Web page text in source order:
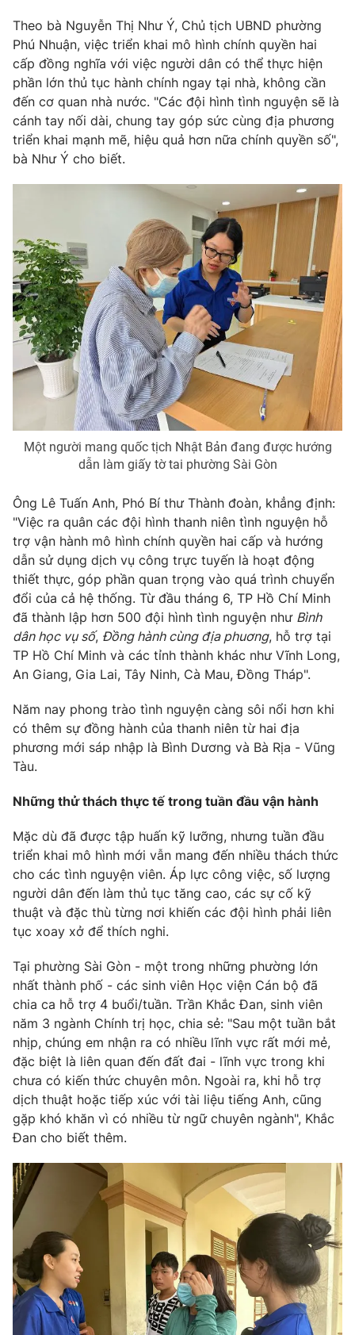
Theo bà Nguyễn Thị Như Ý, Chủ tịch UBND phường
Phú Nhuận, việc triển khai mô hình chính quyền hai
cấp đồng nghĩa với việc người dân có thể thực hiện
phần lớn thủ tục hành chính ngay tại nhà, không cần
đến cơ quan nhà nước. "Các đội hình tình nguyện sẽ là
cánh tay nối dài, chung tay góp sức cùng địa phương
triển khai mạnh mẽ, hiệu quả hơn nữa chính quyền số",
bà Như Ý cho biết.
Một người mang quốc tịch Nhật Bản đang được hướng
dẫn làm giấy tờ tai phường Sài Gòn
Ông Lê Tuấn Anh, Phó Bí thư Thành đoàn, khẳng định:
"Việc ra quân các đội hình thanh niên tình nguyện hỗ
trợ vận hành mô hình chính quyền hai cấp và hướng
dẫn sử dụng dịch vụ công trực tuyến là hoạt động
thiết thực, góp phần quan trọng vào quá trình chuyển
đổi của cả hệ thống. Từ đầu tháng 6, TP Hồ Chí Minh
đã thành lập hơn 500 đội hình tình nguyện như Bình
dân học vụ số, Đồng hành cùng địa phuơng, hỗ trợ tại
TP Hồ Chí Minh và các tỉnh thành khác như Vĩnh Long,
An Giang, Gia Lai, Tây Ninh, Cà Mau, Đồng Tháp".
Năm nay phong trào tình nguyện càng sôi nổi hơn khi
có thêm sự đồng hành của thanh niên từ hai địa
phương mới sáp nhập là Bình Dương và Bà Rịa - Vũng
Tàu.
Những thử thách thực tế trong tuần đầu vận hành
Mặc dù đã được tập huấn kỹ lưỡng, nhưng tuần đầu
triển khai mô hình mới vẫn mang đến nhiều thách thức
cho các tình nguyện viên. Áp lực công việc, số lượng
người dân đến làm thủ tục tăng cao, các sự cố kỹ
thuật và đặc thù từng nơi khiến các đội hình phải liên
tục xoay xở để thích nghi.
Tại phường Sài Gòn - một trong những phường lớn
nhất thành phố - các sinh viên Học viện Cán bộ đã
chia ca hỗ trợ 4 buổi/tuần. Trần Khắc Đan, sinh viên
năm 3 ngành Chính trị học, chia sẻ: "Sau một tuần bắt
nhịp, chúng em nhận ra có nhiều lĩnh vực rất mới mẻ,
đặc biệt là liên quan đến đất đai - lĩnh vực trong khi
chưa có kiến thức chuyên môn. Ngoài ra, khi hỗ trợ
dịch thuật hoặc tiếp xúc với tài liệu tiếng Anh, cũng
gặp khó khăn vì có nhiều từ ngữ chuyên ngành", Khắc
Đan cho biết thêm.